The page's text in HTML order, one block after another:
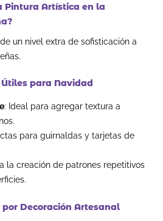
Pintura Artística en la
un nivel extra de sofisticación a
para Navidad
: Ideal para agregar textura a
para guirnaldas y tarjetas de
la creación de patrones repetitivos
Decoración Artesanal